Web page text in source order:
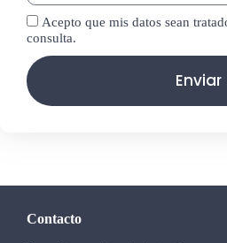
Acepto que mis datos sean
consulta.
Enviar
Contacto